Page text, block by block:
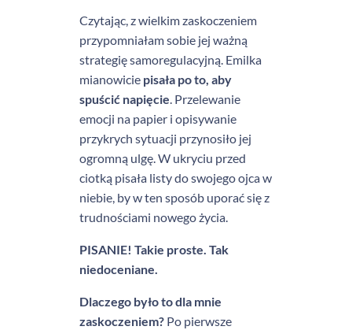
Czytając, z wielkim zaskoczeniem
przypomniałam sobie jej ważną
strategię samoregulacyjną. Emilka
mianowicie pisała po to, aby
spuścić napięcie. Przelewanie
emocji na papier i opisywanie
przykrych sytuacji przynosiło jej
ogromną ulgę. W ukryciu przed
ciotką pisała listy do swojego ojca w
niebie, by w ten sposób uporać się z
trudnościami nowego życia.
PISANIE! Takie proste. Tak
niedoceniane.
Dlaczego było to dla mnie
zaskoczeniem? Po pierwsze